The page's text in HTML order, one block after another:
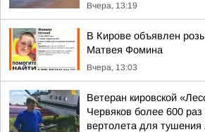
Вчера, 13:19
В Кирове объявлен
Матвея Фомина
Вчера, 13:03
Ветеран кировской
Червяков более 600 раз
вертолета для